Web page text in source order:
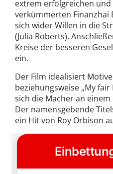
extrem erfolgreichen
verkümmerten Finanzhai
sich wider Willen in die
(Julia Roberts).
Kreise der besseren
ein.
Der Film idealisiert
beziehungsweise „My
sich die Macher an
Der namensgebende
ein Hit von Roy Orbison